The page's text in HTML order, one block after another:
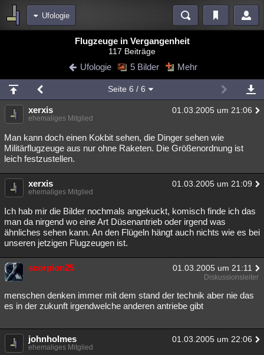
Ufologie
Blogs
Chat Wiki Neuigkeiten
meine Rubriken
Menschen Mystery Kriminalfälle
Spiritualität Verschwörungen Technologie Ufologie
Natur Umfragen
weitere Rubriken
Philosophie Träume
Astronomie Helpdesk Gruppen Gaming Filme
Musik Clash Verbesserungen
Übersichten
Besucht Geschlossen
Lesenswert Schlüsselwörter
Flugzeuge in Vergangenheit
117 Beiträge
Ufologie 5 Bilder Mehr
Seite 6 / 6
xerxis 01.03.2005 um 21:06
ehemaliges Mitglied
Man kann doch einen Kokbit sehen, die Dinger sehen wie
Militärflugzeuge aus nur ohne Raketen. Die Größenordnung ist
leich festzustellen.
xerxis 01.03.2005 um 21:09
ehemaliges Mitglied
Ich hab mir die Bilder nochmals angekuckt, komisch finde ich das
man da nirgend wo eine Art Düsenantrieb oder irgend was
ähnliches sehen kann. An den Flügeln hängt auch nichts wie es bei
unseren jetzigen Flugzeugen ist.
scorpion25 01.03.2005 um 21:11
Diskussionsleiter
menschen denken immer mit dem stand der technik aber nie das
es in der zukunft irgendwelche anderen antriebe gibt
johnholmes 01.03.2005 um 22:06
ehemaliges Mitglied